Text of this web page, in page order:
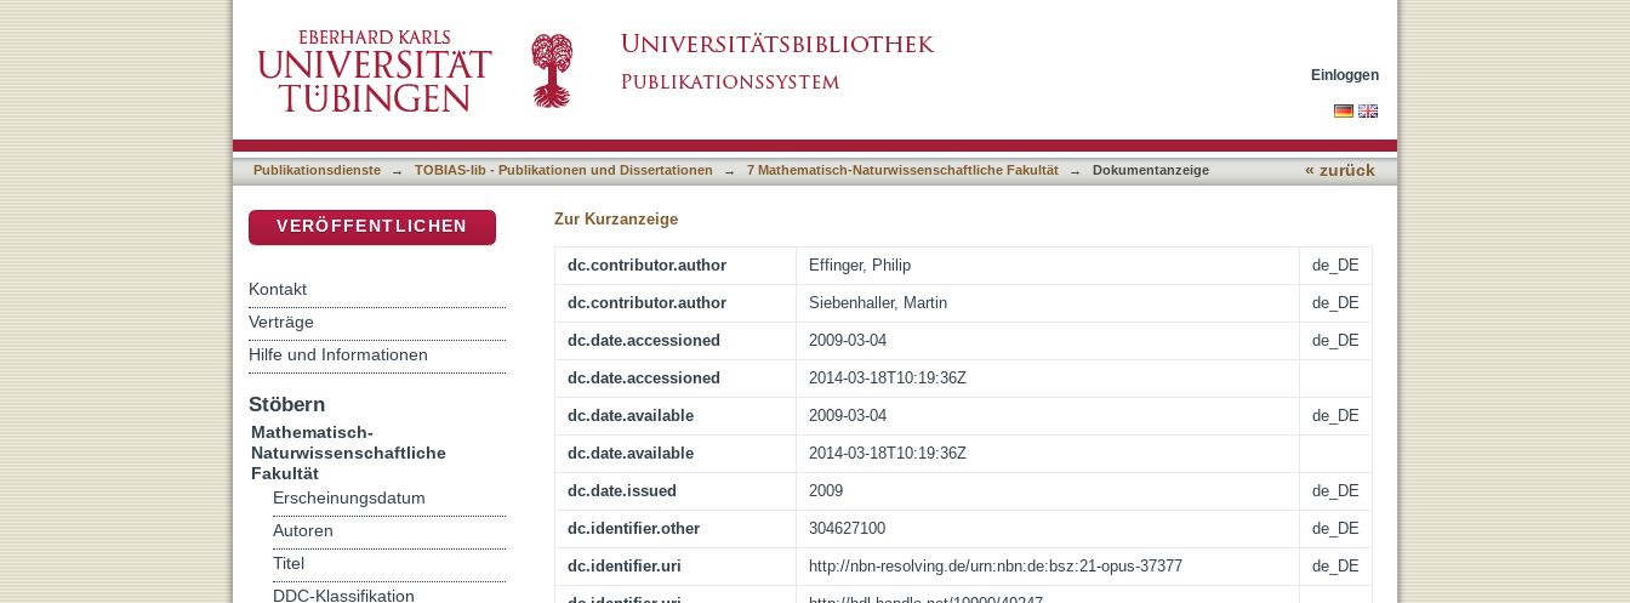
Einloggen
Publikationsdienste → TOBIAS-lib - Publikationen und Dissertationen → 7 Mathematisch-Naturwissenschaftliche Fakultät → Dokumentanzeige « zurück
Zur Kurzanzeige
dc.contributor.author Effinger, Philip de_DE
dc.contributor.author Siebenhaller, Martin de_DE
dc.date.accessioned 2009-03-04 de_DE
dc.date.accessioned 2014-03-18T10:19:36Z
dc.date.available 2009-03-04 de_DE
dc.date.available 2014-03-18T10:19:36Z
dc.date.issued 2009 de_DE
dc.identifier.other 304627100 de_DE
dc.identifier.uri http://nbn-resolving.de/urn:nbn:de:bsz:21-opus-37377 de_DE
VERÖFFENTLICHEN
Kontakt
Verträge
Hilfe und Informationen
Stöbern
Mathematisch-
Naturwissenschaftliche
Fakultät
Erscheinungsdatum
Autoren
Titel
DDC-Klassifikation